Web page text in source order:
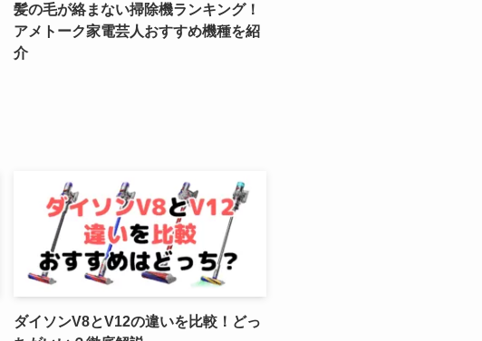
髪の毛が絡まない掃除機ランキング！
アメトーク家電芸人おすすめ機種を紹
介
ダイソンV8とV12の違いを比較！どっ